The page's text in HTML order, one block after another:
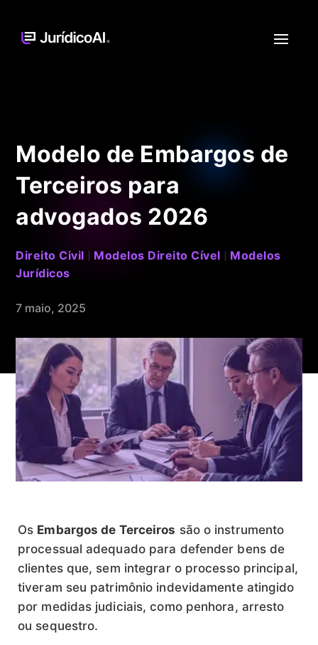
Modelo de Embargos de
Terceiros para
advogados 2026
Direito Civil | Modelos Direito Cível | Modelos
Jurídicos
7 maio, 2025
Os Embargos de Terceiros são o instrumento
processual adequado para defender bens de
clientes que, sem integrar o processo principal,
tiveram seu patrimônio indevidamente atingido
por medidas judiciais, como penhora, arresto
ou sequestro.